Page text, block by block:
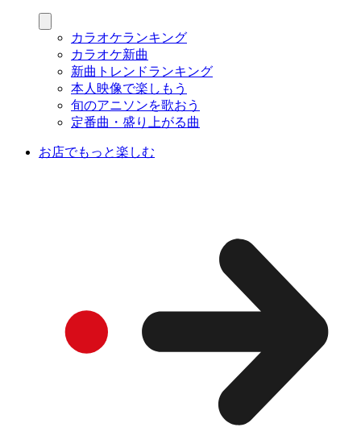
カラオケランキング
カラオケ新曲
新曲トレンドランキング
本人映像で楽しもう
旬のアニソンを歌おう
定番曲・盛り上がる曲
お店でもっと楽しむ